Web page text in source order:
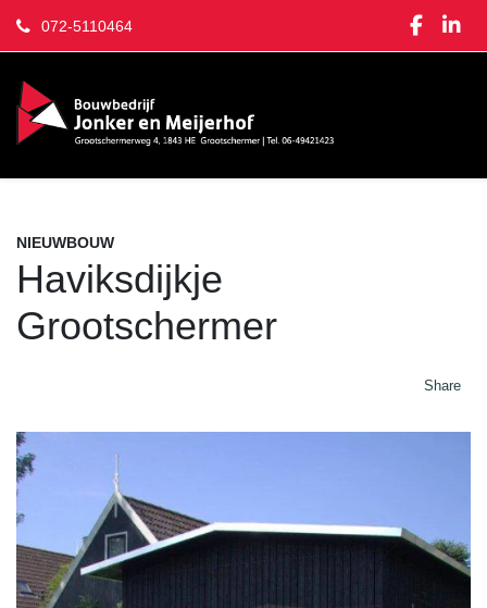
072-5110464
NIEUWBOUW
Haviksdijkje
Grootschermer
Share